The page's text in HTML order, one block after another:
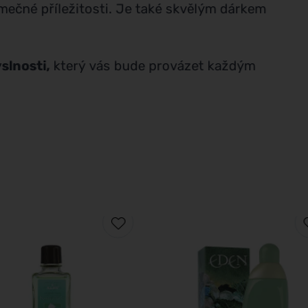
příležitosti. Je také skvělým dárkem
který vás bude provázet každým